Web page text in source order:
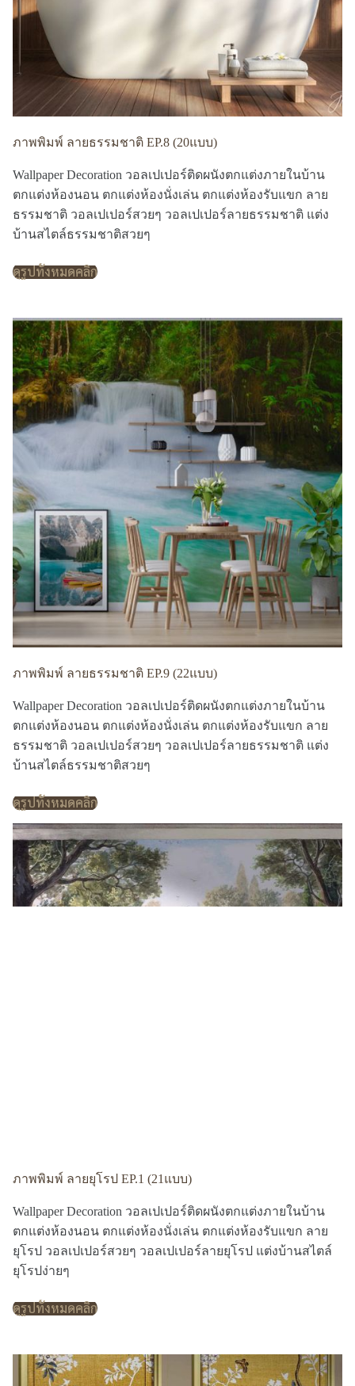
ภาพพิมพ์ ลายธรรมชาติ EP.8 (20แบบ)
Wallpaper Decoration วอลเปเปอร์ติดผนังตกแต่งภายในบ้าน
ตกแต่งห้องนอน ตกแต่งห้องนั่งเล่น ตกแต่งห้องรับแขก ลาย
ธรรมชาติ วอลเปเปอร์สวยๆ วอลเปเปอร์ลายธรรมชาติ แต่ง
บ้านสไตล์ธรรมชาติสวยๆ
ดูรูปทั้งหมดคลิก
ภาพพิมพ์ ลายธรรมชาติ EP.9 (22แบบ)
Wallpaper Decoration วอลเปเปอร์ติดผนังตกแต่งภายในบ้าน
ตกแต่งห้องนอน ตกแต่งห้องนั่งเล่น ตกแต่งห้องรับแขก ลาย
ธรรมชาติ วอลเปเปอร์สวยๆ วอลเปเปอร์ลายธรรมชาติ แต่ง
บ้านสไตล์ธรรมชาติสวยๆ
ดูรูปทั้งหมดคลิก
ภาพพิมพ์ ลายยุโรป EP.1 (21แบบ)
Wallpaper Decoration วอลเปเปอร์ติดผนังตกแต่งภายในบ้าน
ตกแต่งห้องนอน ตกแต่งห้องนั่งเล่น ตกแต่งห้องรับแขก ลาย
ยุโรป วอลเปเปอร์สวยๆ วอลเปเปอร์ลายยุโรป แต่งบ้านสไตล์
ยุโรปง่ายๆ
ดูรูปทั้งหมดคลิก